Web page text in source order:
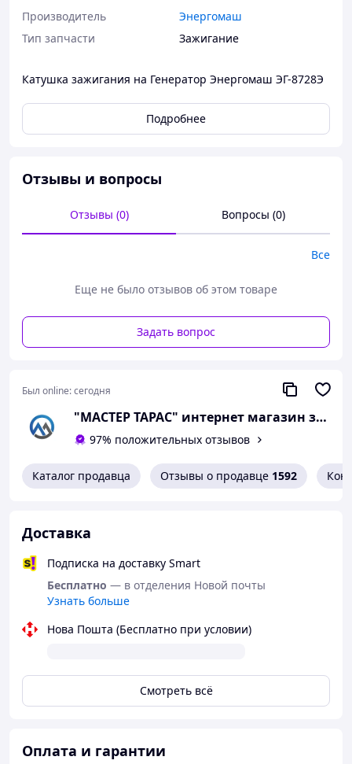
Производитель
Энергомаш
Тип запчасти
Зажигание
Катушка зажигания на Генератор Энергомаш ЭГ-8728Э
Подробнее
Отзывы и вопросы
Отзывы (0) Вопросы (0)
Все
Еще не было отзывов об этом товаре
Задать вопрос
Был online:сегодня
"МАСТЕР ТАРАС" интернет магазин запчастей и комплеткующих
97% положительных отзывов
Каталог продавца Отзывы о продавце 1592
Доставка
Подписка на доставку Smart
Бесплатно — в отделения Новой почты
Узнать больше
Нова Пошта (Бесплатно при условии)
Смотреть всё
Оплата и гарантии